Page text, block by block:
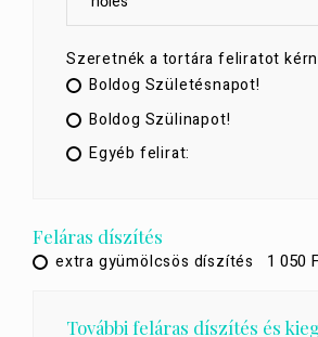
Szeretnék a tortára feliratot
Boldog Születésnapot!
Boldog Szülinapot!
Egyéb felirat:
Feláras díszítés
extra gyümölcsös díszítés 1 050
További feláras díszítés és